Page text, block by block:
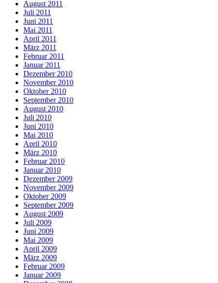
August 2011
Juli 2011
Juni 2011
Mai 2011
April 2011
März 2011
Februar 2011
Januar 2011
Dezember 2010
November 2010
Oktober 2010
September 2010
August 2010
Juli 2010
Juni 2010
Mai 2010
April 2010
März 2010
Februar 2010
Januar 2010
Dezember 2009
November 2009
Oktober 2009
September 2009
August 2009
Juli 2009
Juni 2009
Mai 2009
April 2009
März 2009
Februar 2009
Januar 2009